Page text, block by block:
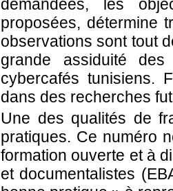
demandées, les
proposées, détermine
observations sont tout
grande assiduité
cybercafés tunisiens.
dans des recherches
Une des qualités de
pratiques. Ce numéro
formation ouverte et à
et documentalistes